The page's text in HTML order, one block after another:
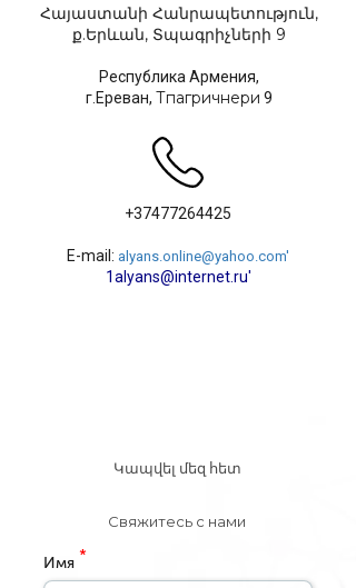
Հայաստանի Հանրապետություն,
ք.Երևան, Տպագրիչների 9
Республика Армения,
г.Ереван, Тпагричнери 9
+37477264425
E-mail: alyans.online@yahoo.com'
1alyans@internet.ru'
Կապվել մեզ հետ
Свяжитесь с нами
Имя *